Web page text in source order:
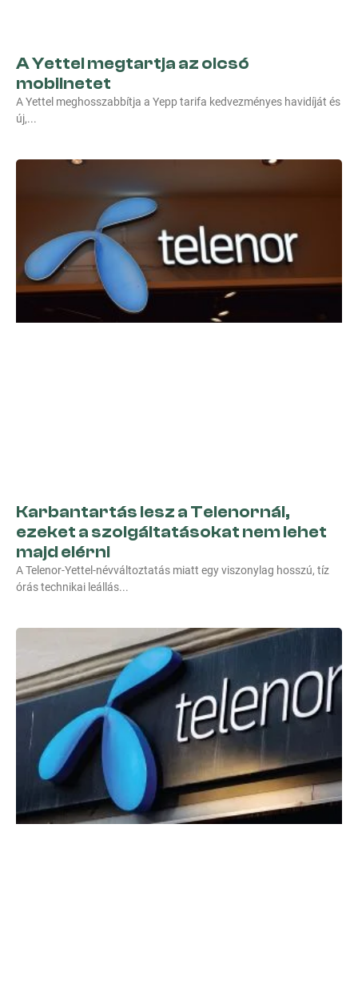
A Yettel megtartja az olcsó
mobilnetet
A Yettel meghosszabbítja a Yepp tarifa kedvezményes havidíját és
új,
Karbantartás lesz a Telenornál,
ezeket a szolgáltatásokat nem lehet
majd elérni
A Telenor-Yettel-névváltoztatás miatt egy viszonylag hosszú, tíz
órás technikai leállás